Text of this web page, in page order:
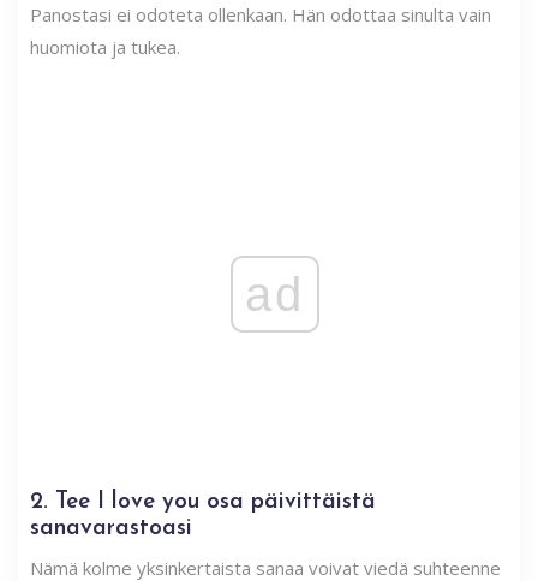
Panostasi ei odoteta ollenkaan. Hän odottaa sinulta vain
huomiota ja tukea.
ad
2. Tee I love you osa päivittäistä
sanavarastoasi
Nämä kolme yksinkertaista sanaa voivat viedä suhteenne